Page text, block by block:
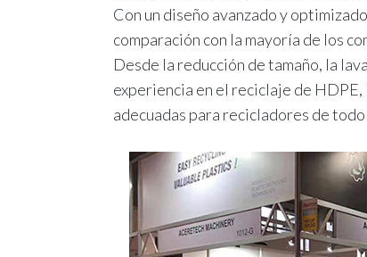
Con un diseño avanzado y
comparación con la mayoría de los
Desde la reducción de tamaño, la
experiencia en el reciclaje de HDPE,
adecuadas para recicladores de todo